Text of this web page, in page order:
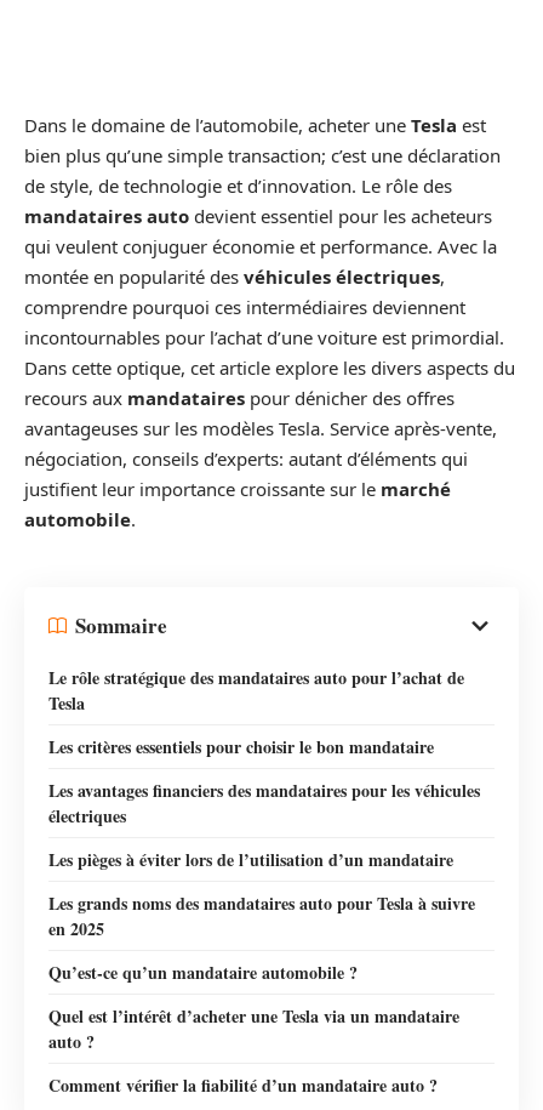
Dans le domaine de l’automobile, acheter une Tesla est
bien plus qu’une simple transaction; c’est une déclaration
de style, de technologie et d’innovation. Le rôle des
mandataires auto devient essentiel pour les acheteurs
qui veulent conjuguer économie et performance. Avec la
montée en popularité des véhicules électriques,
comprendre pourquoi ces intermédiaires deviennent
incontournables pour l’achat d’une voiture est primordial.
Dans cette optique, cet article explore les divers aspects du
recours aux mandataires pour dénicher des offres
avantageuses sur les modèles Tesla. Service après-vente,
négociation, conseils d’experts: autant d’éléments qui
justifient leur importance croissante sur le marché
automobile.
Sommaire
Le rôle stratégique des mandataires auto pour l’achat de
Tesla
Les critères essentiels pour choisir le bon mandataire
Les avantages financiers des mandataires pour les véhicules
électriques
Les pièges à éviter lors de l’utilisation d’un mandataire
Les grands noms des mandataires auto pour Tesla à suivre
en 2025
Qu’est-ce qu’un mandataire automobile ?
Quel est l’intérêt d’acheter une Tesla via un mandataire
auto ?
Comment vérifier la fiabilité d’un mandataire auto ?